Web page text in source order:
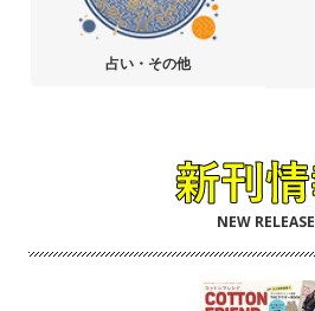
占い・その他
NEW RELEASE